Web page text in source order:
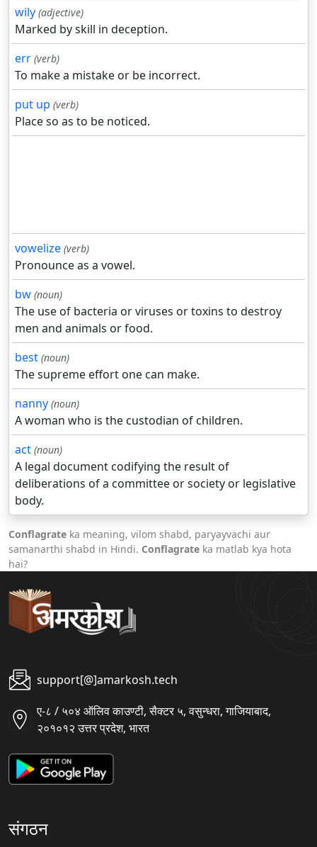
wily (adjective)
Marked by skill in deception.
err (verb)
To make a mistake or be incorrect.
put up (verb)
Place so as to be noticed.
vowelize (verb)
Pronounce as a vowel.
bw (noun)
The use of bacteria or viruses or toxins to destroy
men and animals or food.
best (noun)
The supreme effort one can make.
nanny (noun)
A woman who is the custodian of children.
act (noun)
A legal document codifying the result of
deliberations of a committee or society or legislative
body.
Conflagrate ka meaning, vilom shabd, paryayvachi aur
samanarthi shabd in Hindi. Conflagrate ka matlab kya hota
hai?
support[@]amarkosh.tech
ए-८ / ५०४ ऑलिव काउण्टी, सैक्टर ५, वसुन्धरा, गाजियाबाद,
२०१०१२ उत्तर प्रदेश, भारत
संगठन